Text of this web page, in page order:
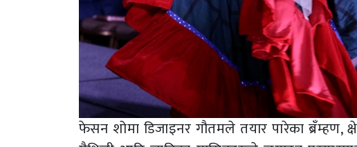
फेसन शोमा डिजाइनर गौतमले तयार पारेका ब्रँम्हण,